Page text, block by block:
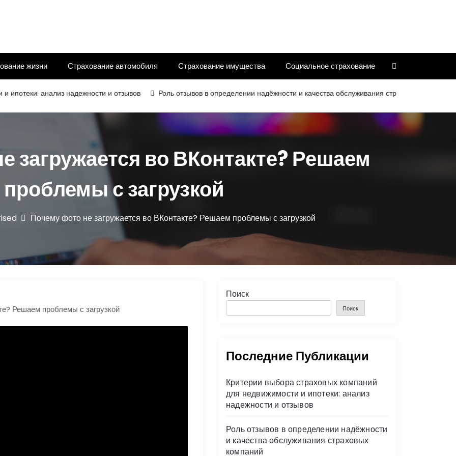
жизни Страхование автомобиля Страхование имущества Социальное страхование
анализ надежности и отзывов Роль отзывов в определении надёжности и качества обслуживания страховых компаний
загружается во ВКонтакте? Решаем
проблемы с загрузкой
Почему фото не загружается во ВКонтакте? Решаем проблемы с загрузкой
Поиск
Поиск
Последние Публикации
Критерии выбора страховых компаний
для недвижимости и ипотеки: анализ
надежности и отзывов
Роль отзывов в определении надёжности
и качества обслуживания страховых
компаний